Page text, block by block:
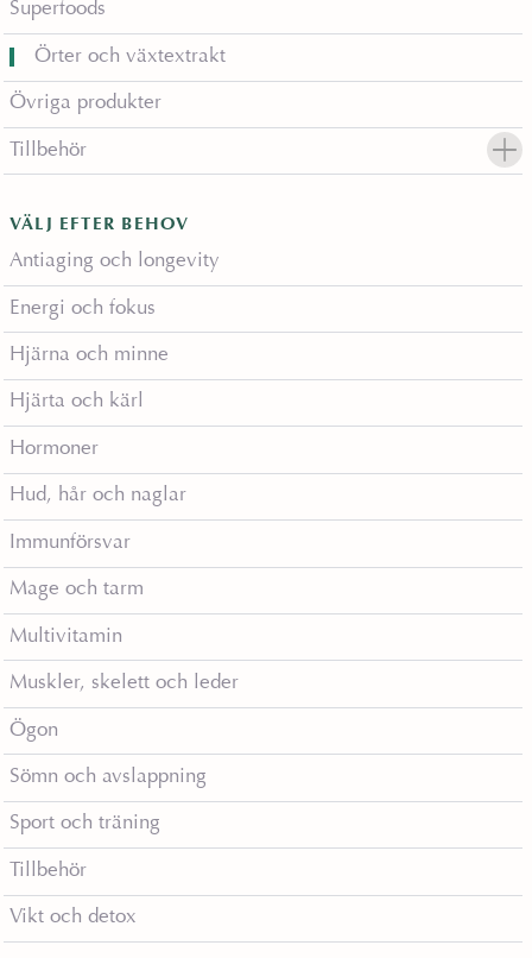
Superfoods
Örter och växtextrakt
Övriga produkter
Tillbehör
VÄLJ EFTER BEHOV
Antiaging och longevity
Energi och fokus
Hjärna och minne
Hjärta och kärl
Hormoner
Hud, hår och naglar
Immunförsvar
Mage och tarm
Multivitamin
Muskler, skelett och leder
Ögon
Sömn och avslappning
Sport och träning
Tillbehör
Vikt och detox